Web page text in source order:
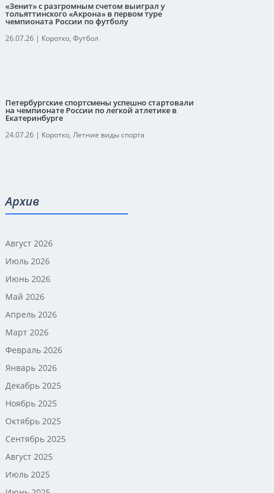
«Зенит» с разгромным счетом выиграл у
тольяттинского «Акрона» в первом туре
чемпионата России по футболу
26.07.26| Коротко, Футбол
Петербургские спортсмены успешно стартовали
на чемпионате России по легкой атлетике в
Екатеринбурге
24.07.26| Коротко, Летние виды спорта
Архив
Август 2026
Июль 2026
Июнь 2026
Май 2026
Апрель 2026
Март 2026
Февраль 2026
Январь 2026
Декабрь 2025
Ноябрь 2025
Октябрь 2025
Сентябрь 2025
Август 2025
Июль 2025